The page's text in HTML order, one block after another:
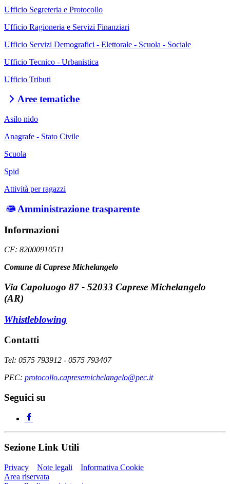
Ufficio Segreteria e Protocollo
Ufficio Ragioneria e Servizi Finanziari
Ufficio Servizi Demografici - Elettorale - Scuola - Sociale
Ufficio Tecnico - Urbanistica
Ufficio Tributi
Aree tematiche
Asilo nido
Anagrafe - Stato Civile
Scuola
Spid
Attività per ragazzi
Amministrazione trasparente
Informazioni
CF: 82000910511
Comune di Caprese Michelangelo
Via Capoluogo 87 - 52033 Caprese Michelangelo
(AR)
Whistleblowing
Contatti
Tel: 0575 793912 - 0575 793407
PEC: protocollo.capresemichelangelo@pec.it
Seguici su
Sezione Link Utili
Privacy Note legali
Informativa Cookie
Area riservata